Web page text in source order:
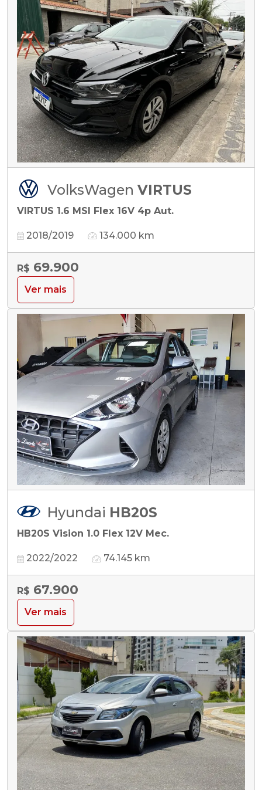
VolksWagen VIRTUS
VIRTUS 1.6 MSI Flex 16V 4p Aut.
2018/2019 134.000 km
R$ 69.900
Ver mais
Hyundai HB20S
HB20S Vision 1.0 Flex 12V Mec.
2022/2022 74.145 km
R$ 67.900
Ver mais